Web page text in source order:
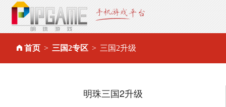
首页 三国2专区 三国2升级
明珠三国2升级